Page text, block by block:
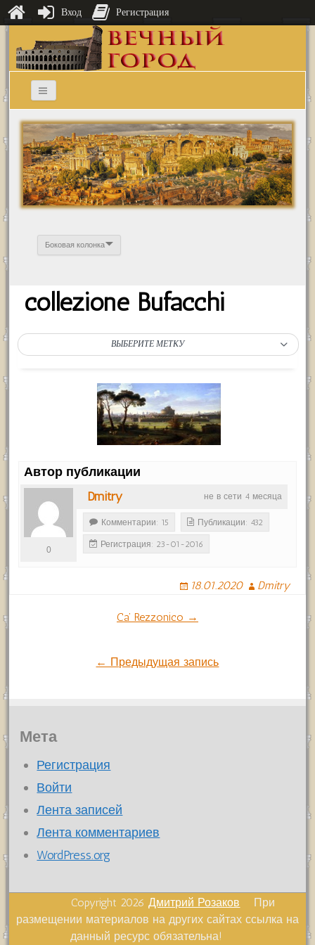
Боковая колонка
collezione Bufacchi
ВЫБЕРИТЕ МЕТКУ
Автор публикации
не в сети 4 месяца
Dmitry
0
Комментарии: 15 Публикации: 432
Регистрация: 23-01-2016
18.01.2020 Dmitry
НавигацияCa’ Rezzonico →
← Предыдущая запись
Мета
Регистрация
Войти
Лента записей
Лента комментариев
WordPress.org
Copyright 2026Дмитрий Розаков При
размещении материалов на других сайтах ссылка на
данный ресурс обязательна!
Вход Регистрация